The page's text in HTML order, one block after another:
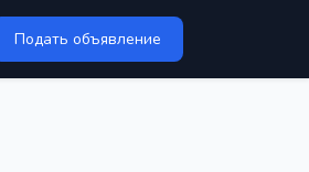
Подать объявление